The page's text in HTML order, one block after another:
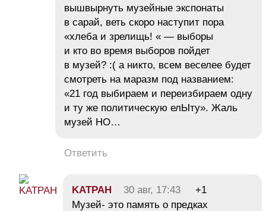
вышвырнуть музейные экспонаты
в сарай, веть скоро наступит пора
«хлеба и зрелищь! « — выборы
и кто во время выборов пойдет
в музей? :( а никто, всем веселее будет
смотреть на маразм под названием:
«21 год выбираем и переизбираем одну
и ту же политическую елЫту». Жаль
музей НО…
Ответить
KATPAH 30 авг, 17:43
+1
Музей- это память о предках